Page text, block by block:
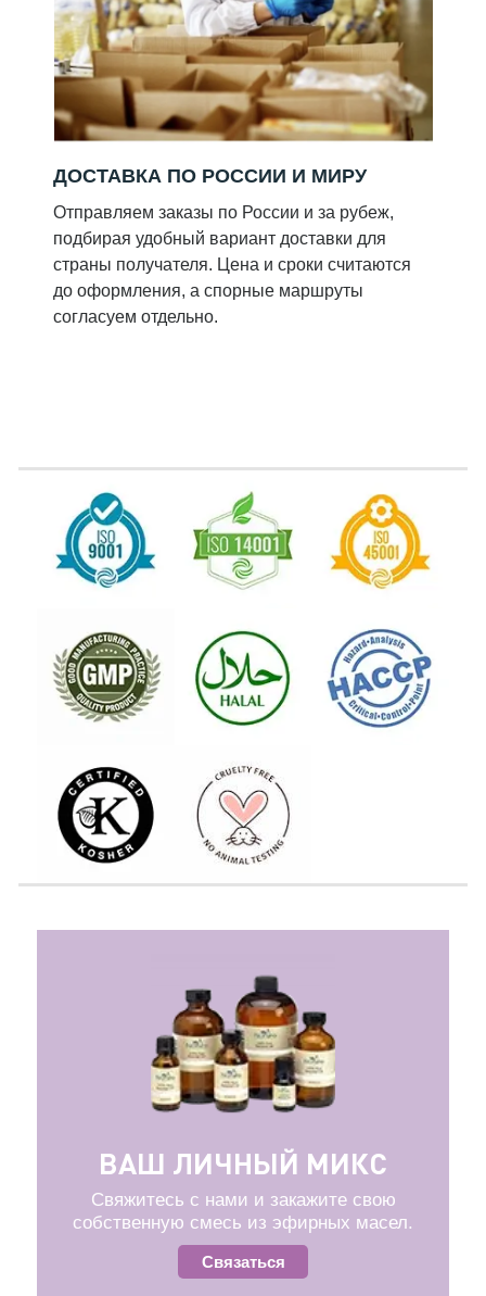
ДОСТАВКА ПО РОССИИ И МИРУ
Отправляем заказы по России и за рубеж,
подбирая удобный вариант доставки для
страны получателя. Цена и сроки считаются
до оформления, а спорные маршруты
согласуем отдельно.
ВАШ ЛИЧНЫЙ МИКС
Свяжитесь с нами и закажите свою
собственную смесь из эфирных масел.
Связаться